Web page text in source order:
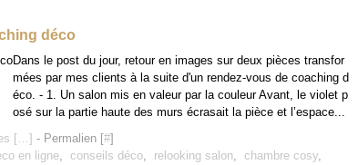
déco
Dans le post du jour, retour en images sur deux pièces transfor
mées par mes clients à la suite d'un rendez-vous de coaching d
éco. - 1. Un salon mis en valeur par la couleur Avant, le violet p
osé sur la partie haute des murs écrasait la pièce et l’espace...
[…] - Permalien [#]
en ligne, conseils déco, relooking salon, chambre cosy,